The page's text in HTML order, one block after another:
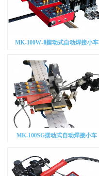
MK-100W-Ⅱ摆动式自动焊接小车
MK-100SG摆动式自动焊接小车